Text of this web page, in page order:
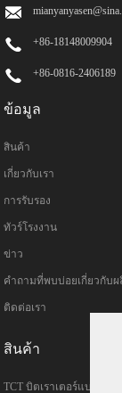
+86-18148009904
+86-0816-2406189
ข้อมูล
สินค้า
เกี่ยวกับเรา
การรับรอง
ทัวร์โรงงาน
ข่าว
คำถามที่พบบ่อยเกี่ยวกับ
ติดต่อเรา
สินค้า
TCT บิตเราเตอร์แบบตรง